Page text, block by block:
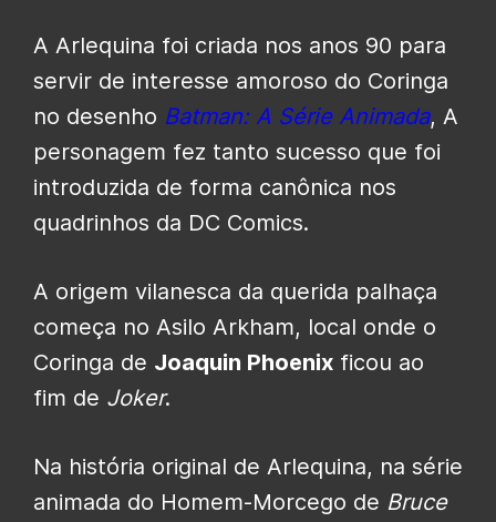
A Arlequina foi criada nos anos 90 para
servir de interesse amoroso do Coringa
no desenho Batman: A Série Animada, A
personagem fez tanto sucesso que foi
introduzida de forma canônica nos
quadrinhos da DC Comics.
A origem vilanesca da querida palhaça
começa no Asilo Arkham, local onde o
Coringa de Joaquin Phoenix ficou ao
fim de Joker.
Na história original de Arlequina, na série
animada do Homem-Morcego de Bruce